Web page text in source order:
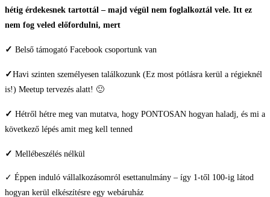
hétig érdekesnek tartottál – majd végül nem foglalkoztál vele. Itt ez
nem fog veled előfordulni, mert
✓ Belső támogató Facebook csoportunk van
✓Havi szinten személyesen találkozunk (Ez most pótlásra kerül a régieknél
is!) Meetup tervezés alatt! 🙂
✓ Hétről hétre meg van mutatva, hogy PONTOSAN hogyan haladj, és mi a
következő lépés amit meg kell tenned
✓ Mellébeszélés nélkül
✓ Éppen induló vállalkozásomról esettanulmány – így 1-től 100-ig látod
hogyan kerül elkészítésre egy webáruház